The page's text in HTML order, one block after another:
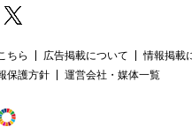
ちら 広告掲載について
情報掲載
保護方針 運営会社・媒体一覧